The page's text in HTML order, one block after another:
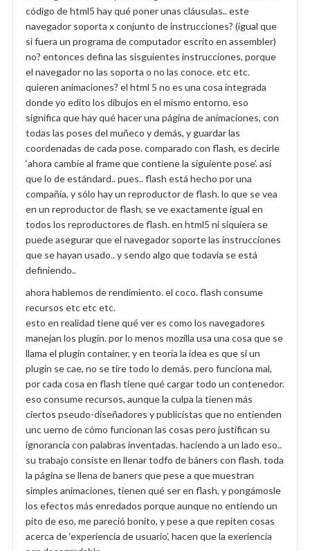
código de html5 hay qué poner unas cláusulas.. este
navegador soporta x conjunto de instrucciones? (igual que
si fuera un programa de computador escrito en assembler)
no? entonces defina las sisguientes instrucciones, porque
el navegador no las soporta o no las conoce. etc etc.
quieren animaciones? el html 5 no es una cosa integrada
donde yo edito los dibujos en el mismo entorno. eso
significa que hay qué hacer una página de animaciones, con
todas las poses del muñeco y demás, y guardar las
coordenadas de cada pose. comparado con flash, es decirle
‘ahora cambie al frame que contiene la siguiente pose’. así
que lo de estándard.. pues.. flash está hecho por una
compañía, y sólo hay un reproductor de flash. lo que se vea
en un reproductor de flash, se ve exactamente igual en
todos los reproductores de flash. en html5 ni siquiera se
puede asegurar que el navegador soporte las instrucciones
que se hayan usado.. y sendo algo que todavía se está
definiendo..
ahora hablemos de rendimiento. el coco. flash consume
recursos etc etc etc.
esto en realidad tiene qué ver es como los navegadores
manejan los plugin. por lo menos mozilla usa una cosa que se
llama el plugin container, y en teoría la idea es que si un
plugin se cae, no se tire todo lo demás. pero funciona mal,
por cada cosa en flash tiene qué cargar todo un contenedor.
eso consume recursos, aunque la culpa la tienen más
ciertos pseudo-diseñadores y publicistas que no entienden
unc uerno de cómo funcionan las cosas pero justifican su
ignorancia con palabras inventadas. haciendo a un lado eso..
su trabajo consiste en llenar todfo de báners con flash. toda
la página se llena de baners que pese a que muestran
simples animaciones, tienen qué ser en flash, y pongámosle
los efectos más enredados porque aunque no entiendo un
pito de eso, me pareció bonito, y pese a que repiten cosas
acerca de ‘experiencia de usuario’, hacen que la exeriencia